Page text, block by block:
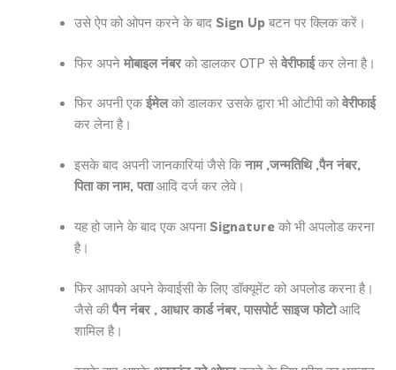
उसे ऐप को ओपन करने के बाद Sign Upबटन पर क्लिक करें।
फिर अपने मोबाइल नंबरको डालकर OTP से वेरीफाईकर लेना है।
फिर अपनी एकईमेलको डालकर उसके द्वारा भी ओटीपी कोवेरीफाई
कर लेना है।
इसके बाद अपनी जानकारियां जैसे किनाम ,जन्मतिथि ,पैन नंबर,
पिता का नाम, पताआदि दर्ज कर लेवे।
यह हो जाने के बाद एक अपना Signature को भी अपलोड करना
है।
फिर आपको अपने केवाईसी के लिए डॉक्यूमेंट को अपलोड करना है।
जैसे कीपैन नंबर , आधार कार्ड नंबर, पासपोर्ट साइज फोटोआदि
शामिल है।